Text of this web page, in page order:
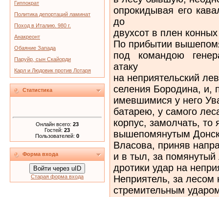
Гиппократ
Политика депортаций ламинат
Поход в Италию. 980 г.
Анакреонт
Обаяние Запада
Паруйр, сын Скайорди
Карл и Людовик против Лотаря
Статистика
Онлайн всего: 23
Гостей: 23
Пользователей: 0
Форма входа
Войти через uID
Старая форма входа
опрокидывая его
до
двухсот в плен
По прибытии
под командою
атаку
на неприятельский
селения Бородина, и,
имевшимися у него
батарею, у самого
корпус, замолчать, то
вышепомянутым
Власова, приняв
и в тыл, за помянутый
дротики удар на
Неприятель, за лесом
стремительным